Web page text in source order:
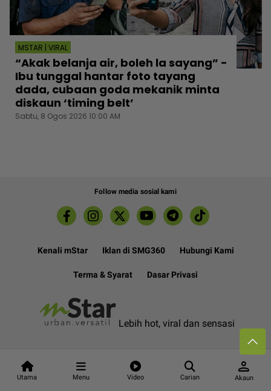
Utama Menu Video Carian
person
Akaun
MSTAR | VIRAL
“Akak belanja air, boleh la sayang” -
Ibu tunggal hantar foto tayang
dada, cubaan goda mekanik minta
diskaun ‘timing belt’
Sabtu, 8 Ogos 2026 10:00 AM
Follow media sosial kami
Kenali mStar Iklan di SMG360 Hubungi Kami
Terma & Syarat Dasar Privasi
Lebih hot, viral dan sensasi
2026. Star Media Group Berhad
[197101000523 (10894-D)]